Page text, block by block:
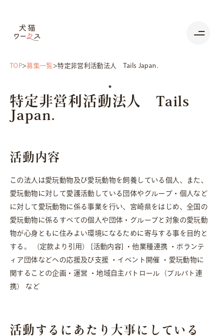
TOP 募集一覧 特定非営利活動法人 Tails Japan.
特定非営利活動法人 Tails
Japan.
活動内容
この法人は愛玩動物及び愛玩動物を飼養している個人、また、
愛玩動物に対して愛護活動している団体やグループ・個人など
に対して愛玩動物に係る事業を行い、宮崎県をはじめ、全国の
愛玩動物に係るすべての個人や団体・グループと対象の愛玩動
物が心身ともに住みよい環境になるために寄与する事を目的と
する。 （定款より引用） [活動内容] ・他業種連携 ・ボランテ
ィア団体などへの応援及び支援 ・イベント開催 ・愛玩動物に
関することの企画・運営 ・地域自主パトロール（ブルパト連
携） など
活動するにあたり大事にしている